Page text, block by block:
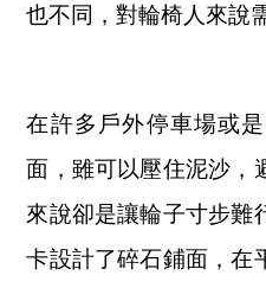
也不同，對輪椅人來說
在許多戶外停車場或
面，雖可以壓住泥沙，
來說卻是讓輪子寸步難
卡設計了碎石鋪面，在